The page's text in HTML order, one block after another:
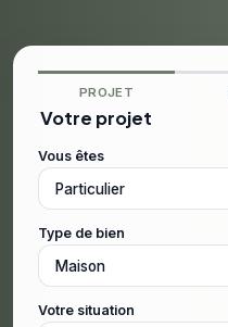
PROJET
Votre projet
Vous êtes
Type de bien
Votre situation